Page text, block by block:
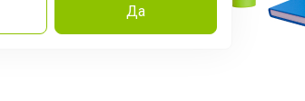
Да
Эксперты